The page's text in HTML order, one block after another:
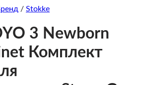
/ Stokke
3 Newborn
Комплект